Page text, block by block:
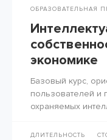
ОБРАЗОВАТЕЛЬНАЯ
экономике
Базовый курс,
пользователей и
охраняемых
ДЛИТЕЛЬНОСТЬ